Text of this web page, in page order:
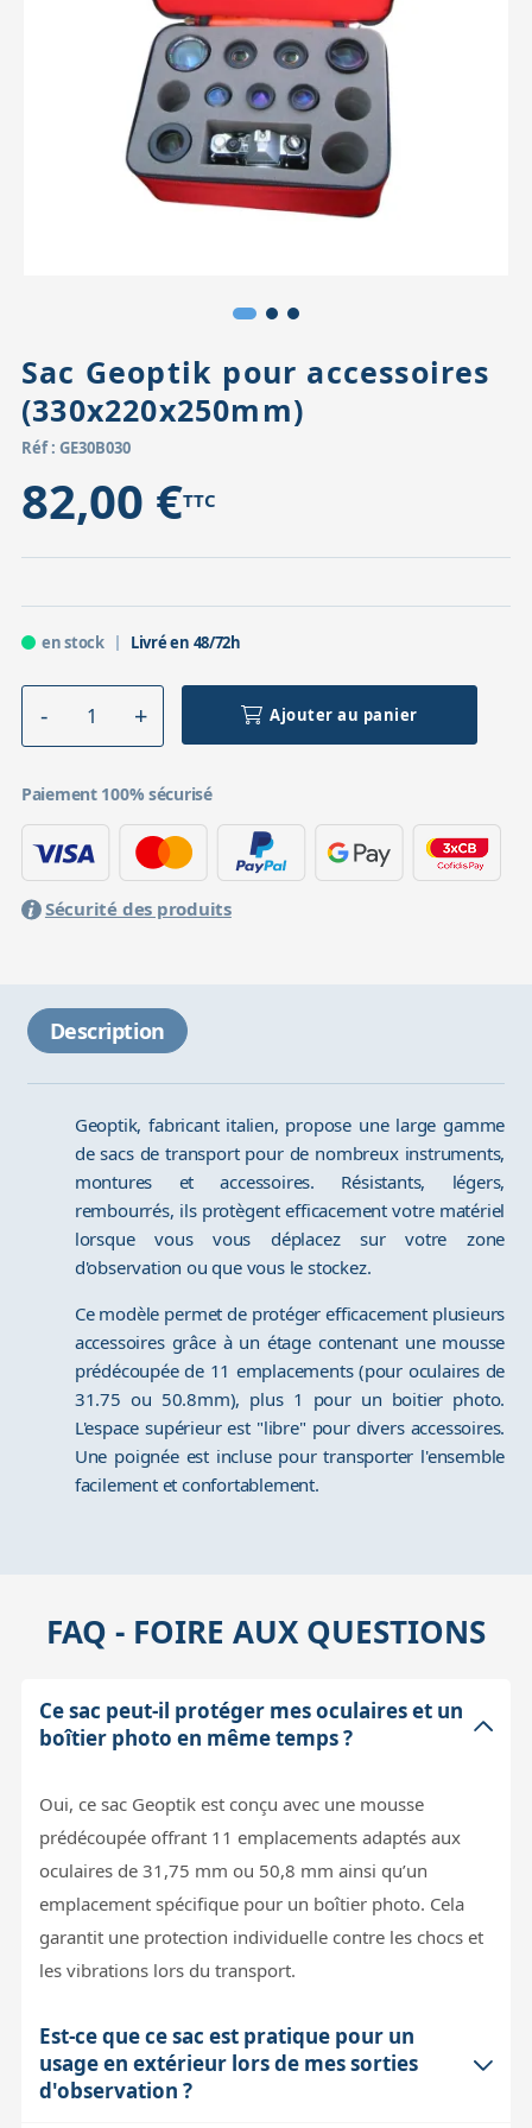
Accessoires pour montures
Pièces détachées
Sac Geoptik pour accessoires
(330x220x250mm)
Réf : GE30B030
82,00 €TTC
en stock Livré en 48/72h
Ajouter au panier
Paiement 100% sécurisé
Sécurité des produits
Description
Geoptik, fabricant italien, propose une large gamme
de sacs de transport pour de nombreux instruments,
montures et accessoires. Résistants, légers,
rembourrés, ils protègent efficacement votre matériel
lorsque vous vous déplacez sur votre zone
d'observation ou que vous le stockez.
Ce modèle permet de protéger efficacement plusieurs
accessoires grâce à un étage contenant une mousse
prédécoupée de 11 emplacements (pour oculaires de
31.75 ou 50.8mm), plus 1 pour un boitier photo.
L'espace supérieur est "libre" pour divers accessoires.
Une poignée est incluse pour transporter l'ensemble
facilement et confortablement.
FAQ - FOIRE AUX QUESTIONS
Ce sac peut-il protéger mes oculaires et un
boîtier photo en même temps ?
Oui, ce sac Geoptik est conçu avec une mousse
prédécoupée offrant 11 emplacements adaptés aux
oculaires de 31,75 mm ou 50,8 mm ainsi qu’un
emplacement spécifique pour un boîtier photo. Cela
garantit une protection individuelle contre les chocs et
les vibrations lors du transport.
Est-ce que ce sac est pratique pour un
usage en extérieur lors de mes sorties
d'observation ?